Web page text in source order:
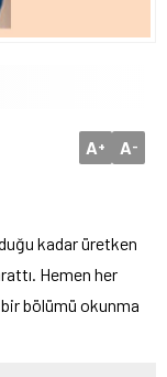
A+ A-
kadar üretken
Hemen her
bölümü okunma